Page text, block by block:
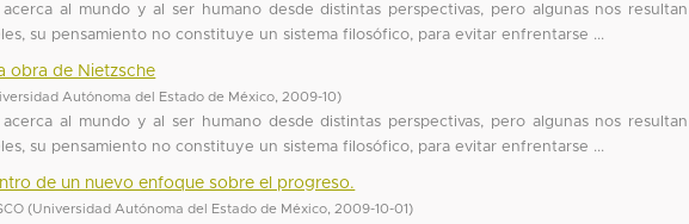
acerca al mundo y al ser humano desde distintas perspectivas, pero algunas nos resultan
su pensamiento no constituye un sistema filosófico, para evitar enfrentarse ...
obra de Nietzsche
Autónoma del Estado de México 2009-10)
acerca al mundo y al ser humano desde distintas perspectivas, pero algunas nos resultan
su pensamiento no constituye un sistema filosófico, para evitar enfrentarse ...
de un nuevo enfoque sobre el progreso.
(Universidad Autónoma del Estado de México 2009-10-01)